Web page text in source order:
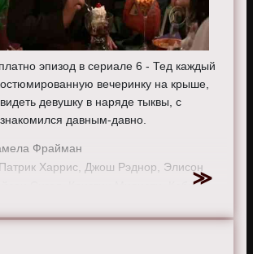
эпизод в сериале 6 - Тед каждый
вечеринку на крыше,
девушку в наряде тыквы, с
давным-давно.
Фрайман
Харрис, Джош Рэднор, Элисон
Сигел, Кристин Милиоти, Коби